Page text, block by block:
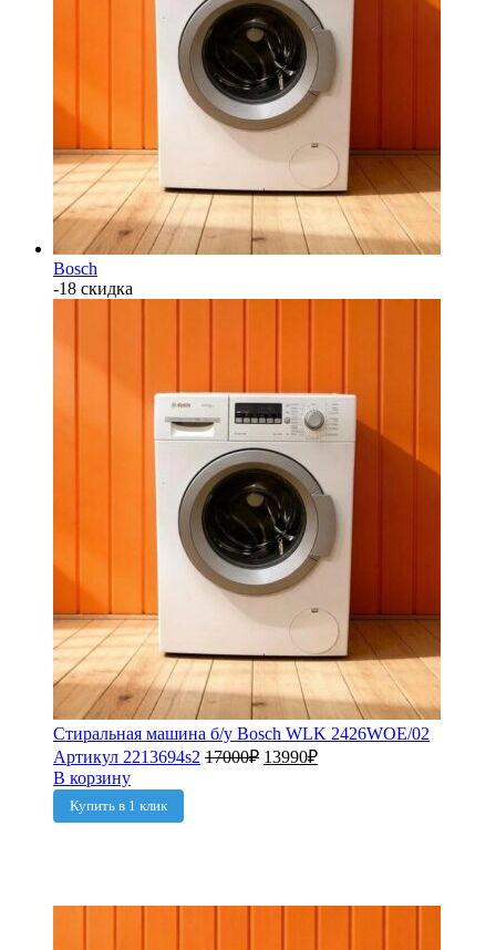
Bosch
-18 скидка
Стиральная машина б/у Bosch WLK 2426WOE/02
Артикул 2213694s2 17000₽ 13990₽
В корзину
Купить в 1 клик